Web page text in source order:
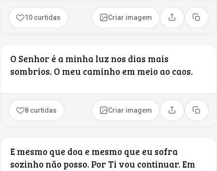
10 curtidas Criar imagem Compartilhar
Copiar
O Senhor é a minha luz nos dias mais
sombrios. O meu caminho em meio ao caos.
8 curtidas Criar imagem Compartilhar
Copiar
E mesmo que doa e mesmo que eu sofra
sozinho não posso. Por Ti vou continuar. Em